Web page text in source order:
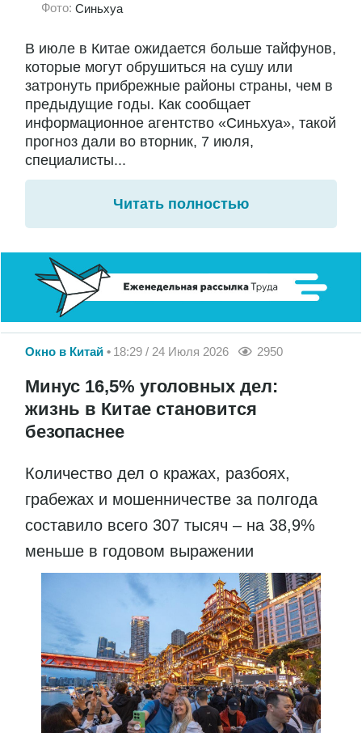
Фото: Синьхуа
В июле в Китае ожидается больше тайфунов,
которые могут обрушиться на сушу или
затронуть прибрежные районы страны, чем в
предыдущие годы. Как сообщает
информационное агентство «Синьхуа», такой
прогноз дали во вторник, 7 июля,
специалисты...
Читать полностью
Окно в Китай 18:29 / 24 Июля 2026 2950
Минус 16,5% уголовных дел:
жизнь в Китае становится
безопаснее
Количество дел о кражах, разбоях,
грабежах и мошенничестве за полгода
составило всего 307 тысяч – на 38,9%
меньше в годовом выражении